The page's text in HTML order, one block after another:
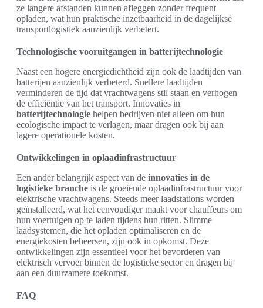
ze langere afstanden kunnen afleggen zonder frequent
opladen, wat hun praktische inzetbaarheid in de dagelijkse
transportlogistiek aanzienlijk verbetert.
Technologische vooruitgangen in batterijtechnologie
Naast een hogere energiedichtheid zijn ook de laadtijden van
batterijen aanzienlijk verbeterd. Snellere laadtijden
verminderen de tijd dat vrachtwagens stil staan en verhogen
de efficiëntie van het transport. Innovaties in
batterijtechnologie helpen bedrijven niet alleen om hun
ecologische impact te verlagen, maar dragen ook bij aan
lagere operationele kosten.
Ontwikkelingen in oplaadinfrastructuur
Een ander belangrijk aspect van de innovaties in de
logistieke branche is de groeiende oplaadinfrastructuur voor
elektrische vrachtwagens. Steeds meer laadstations worden
geïnstalleerd, wat het eenvoudiger maakt voor chauffeurs om
hun voertuigen op te laden tijdens hun ritten. Slimme
laadsystemen, die het opladen optimaliseren en de
energiekosten beheersen, zijn ook in opkomst. Deze
ontwikkelingen zijn essentieel voor het bevorderen van
elektrisch vervoer binnen de logistieke sector en dragen bij
aan een duurzamere toekomst.
FAQ